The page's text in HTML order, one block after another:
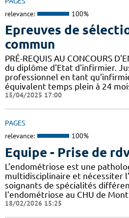
relevance: 100%
Epreuves de
commun
PRÉ-REQUIS AU CONCOURS
du diplôme d'Etat d'infirmier.
professionnel en tant
équivalent temps plein à 24
15/04/2025 17:00
PAGES
relevance: 100%
Equipe - Prise de
L’endométriose est une
multidisciplinaire et nécessiter
soignants de spécialités
l’endométriose au CHU de
18/02/2026 15:25